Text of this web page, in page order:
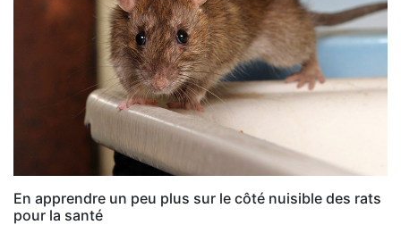
En apprendre un peu plus sur le côté nuisible des rats
pour la santé